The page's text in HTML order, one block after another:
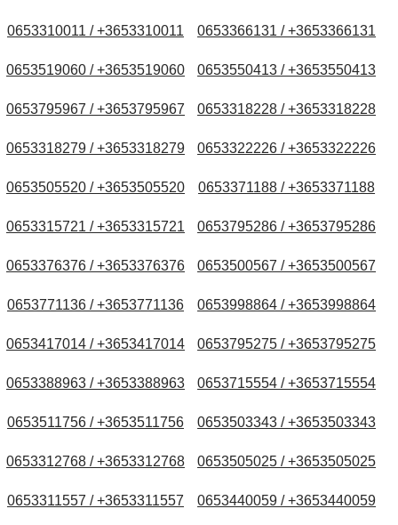
0653310011 / +3653310011 0653366131 / +3653366131
0653519060 / +3653519060 0653550413 / +3653550413
0653795967 / +3653795967 0653318228 / +3653318228
0653318279 / +3653318279 0653322226 / +3653322226
0653505520 / +3653505520 0653371188 / +3653371188
0653315721 / +3653315721 0653795286 / +3653795286
0653376376 / +3653376376 0653500567 / +3653500567
0653771136 / +3653771136 0653998864 / +3653998864
0653417014 / +3653417014 0653795275 / +3653795275
0653388963 / +3653388963 0653715554 / +3653715554
0653511756 / +3653511756 0653503343 / +3653503343
0653312768 / +3653312768 0653505025 / +3653505025
0653311557 / +3653311557 0653440059 / +3653440059